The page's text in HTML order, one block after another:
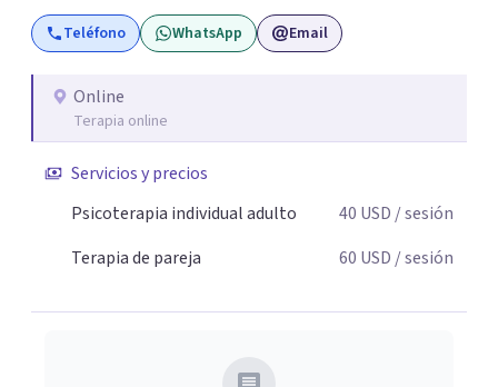
Teléfono WhatsApp Email
Online
Terapia online
Servicios y precios
Psicoterapia individual adulto
40 USD / sesión
Terapia de pareja
60 USD / sesión